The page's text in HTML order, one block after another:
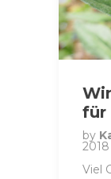
für
by
2018
Viel